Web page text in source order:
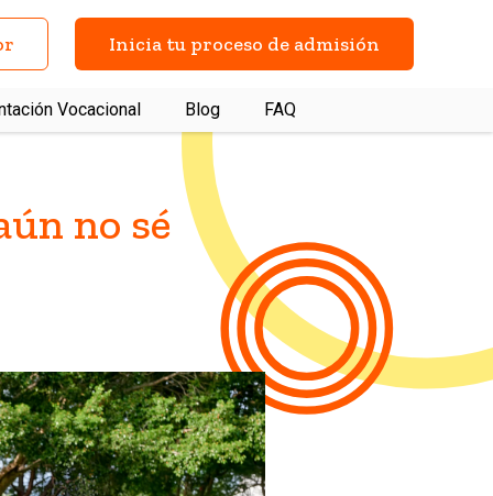
Inicia tu proceso de admisión
Vocacional Blog FAQ
no sé